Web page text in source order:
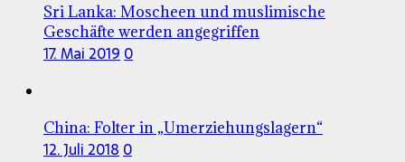
Sri Lanka: Moscheen und muslimische
Geschäfte werden angegriffen
17. Mai 2019 0
China: Folter in „Umerziehungslagern“
12. Juli 2018 0